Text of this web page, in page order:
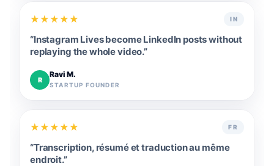
★★★★★ IN
“Instagram Lives become LinkedIn posts without
replaying the whole video.”
R
Ravi M.
STARTUP FOUNDER
★★★★★ FR
“Transcription, résumé et traduction au même
endroit.”